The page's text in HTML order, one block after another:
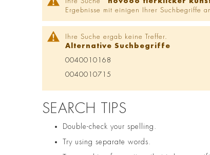
Ergebnisse mit einigen Ihrer Suchbegriffe
Ihre Suche ergab keine Treffer.
Alternative Suchbegriffe
0040010168
0040010715
SEARCH TIPS
Double-check your spelling.
Try using separate words.